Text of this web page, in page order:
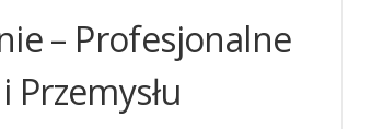
– Profesjonalne
Przemysłu